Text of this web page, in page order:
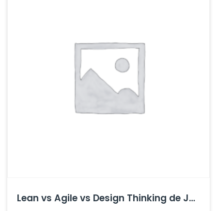
Lean vs Agile vs Design Thinking de Jeff Gothelf